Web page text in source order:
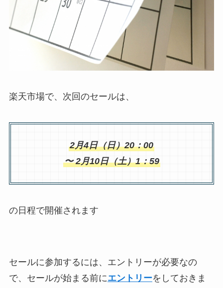
楽天市場で、次回のセールは、
2月4日（日）20：00
〜 2月10日（土）1：59
の日程で開催されます
セールに参加するには、エントリーが必要なの
で、セールが始まる前にエントリーをしておきま